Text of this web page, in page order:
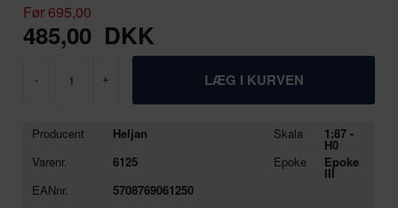
Før 695,00
485,00 DKK
- +
Producent
Heljan
Varenr.
6125
EANnr.
5708769061250
Skala 1:87 -
H0
Epoke
Epoke
III